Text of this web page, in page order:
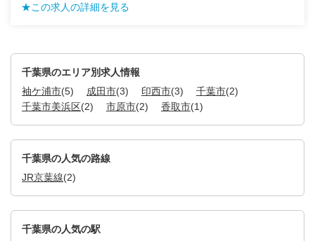
★この求人の詳細を見る
千葉県のエリア別求人情報
袖ケ浦市(5) 成田市(3) 印西市(3) 千葉市(2)
千葉市美浜区(2) 市原市(2) 香取市(1)
千葉県の人気の路線
JR京葉線(2)
千葉県の人気の駅